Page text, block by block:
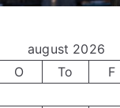
august 2026
O To F